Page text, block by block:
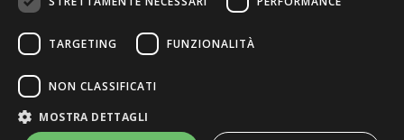
© 2026 ERGA srl - P.IVA 11173870152 | HALIDON srl -
P.IVA 12885130158 - Licenza SIAE n. 2262/I/1528 -
TARGETING FUNZIONALITÀ
NON CLASSIFICATI
MOSTRA DETTAGLI